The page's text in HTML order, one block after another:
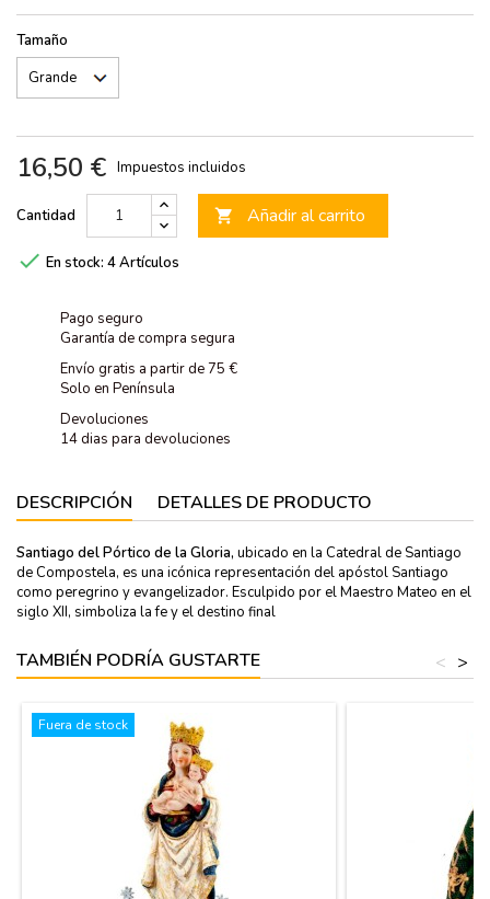
Tamaño
16,50 € Impuestos incluidos
Cantidad  Añadir al carrito
 En stock: 4 Artículos
Pago seguro
Garantía de compra segura
Envío gratis a partir de 75 €
Solo en Península
Devoluciones
14 dias para devoluciones
DESCRIPCIÓN DETALLES DE PRODUCTO
Santiago del Pórtico de la Gloria, ubicado en la Catedral de Santiago
de Compostela, es una icónica representación del apóstol Santiago
como peregrino y evangelizador. Esculpido por el Maestro Mateo en el
siglo XII, simboliza la fe y el destino final
TAMBIÉN PODRÍA GUSTARTE >
<
Fuera de stock